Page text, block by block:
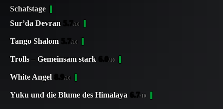
Schafstage
Sur’da Devran
/10
Tango Shalom /10
Trolls – Gemeinsam stark 6.0/10
White Angel 8.9/10
Yuku und die Blume des Himalaya 6.7/10